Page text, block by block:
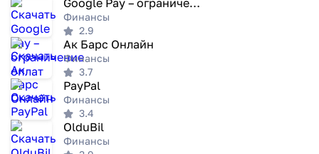
Google Pay – ограничение оплат
Финансы
2.9
Ак Барс Онлайн
Финансы
3.7
PayPal
Финансы
3.4
OlduBil
Финансы